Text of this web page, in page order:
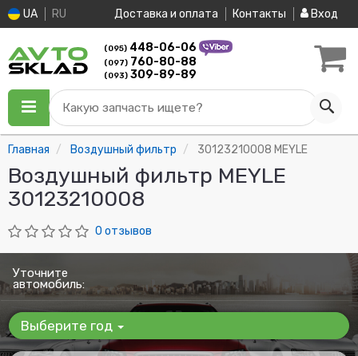
UA RU Доставка и оплата Контакты Вход
(095) 448-06-06
(097) 760-80-88
(093) 309-89-89
Какую запчасть ищете?
Главная Воздушный фильтр 30123210008 MEYLE
Воздушный фильтр MEYLE
30123210008
0 отзывов
Уточните
автомобиль:
Выберите год